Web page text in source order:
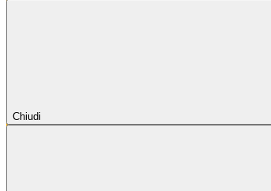
Chiudi